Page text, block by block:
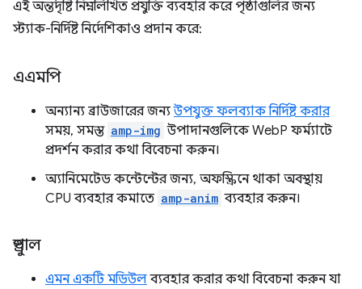
এই অন্তর্দৃষ্টি নিম্নলিখিত প্রযুক্তি ব্যবহার করে পৃষ্ঠাগুলির জন্য
স্ট্যাক-নির্দিষ্ট নির্দেশিকাও প্রদান করে:
এএমপি
অন্যান্য ব্রাউজারের জন্যউপযুক্ত ফলব্যাক নির্দিষ্ট করার
সময়, সমস্ত amp-img উপাদানগুলিকে WebP ফর্ম্যাটে
প্রদর্শন করার কথা বিবেচনা করুন।
অ্যানিমেটেড কন্টেন্টের জন্য, অফস্ক্রিনে থাকা অবস্থায়
CPU ব্যবহার কমাতে amp-anim ব্যবহার করুন।
ড্রুপাল
এমন একটি মডিউলব্যবহার করার কথা বিবেচনা করুন যা